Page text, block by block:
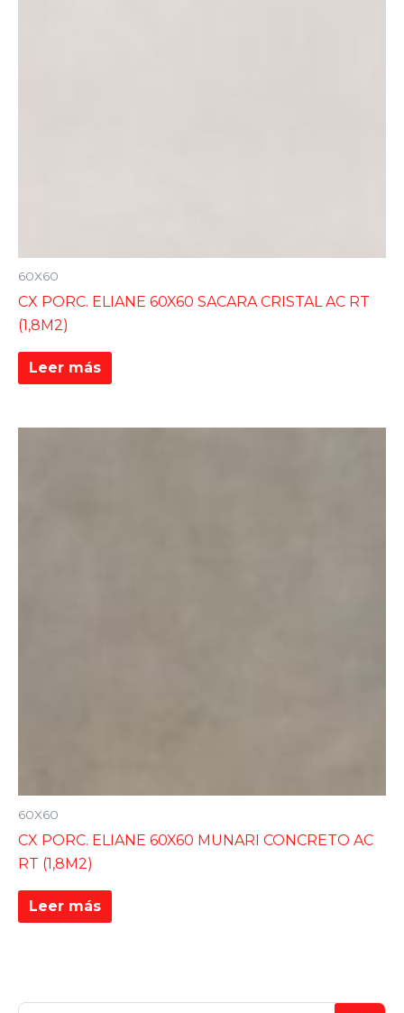
60X60
CX PORC. ELIANE 60X60 SACARA CRISTAL AC RT
(1,8M2)
Leer más
60X60
CX PORC. ELIANE 60X60 MUNARI CONCRETO AC
RT (1,8M2)
Leer más